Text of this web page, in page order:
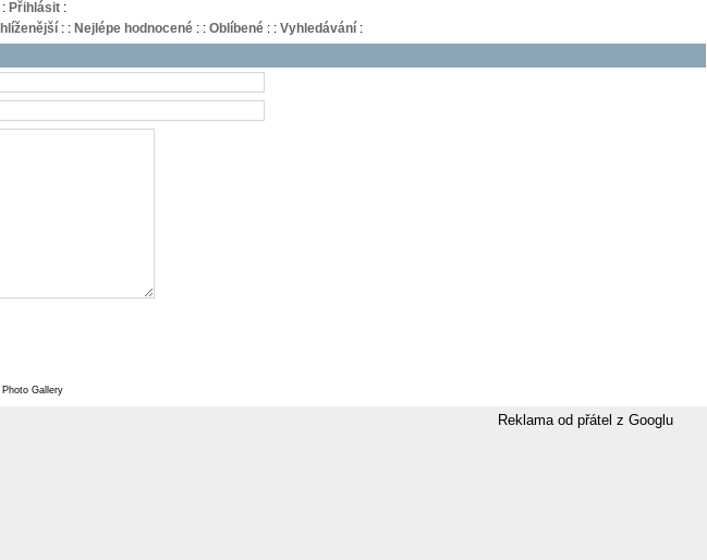
: Přihlásit :
: : Nejlépe hodnocené: : Oblíbené: : Vyhledávání:
Gallery
Reklama od přátel z Googlu